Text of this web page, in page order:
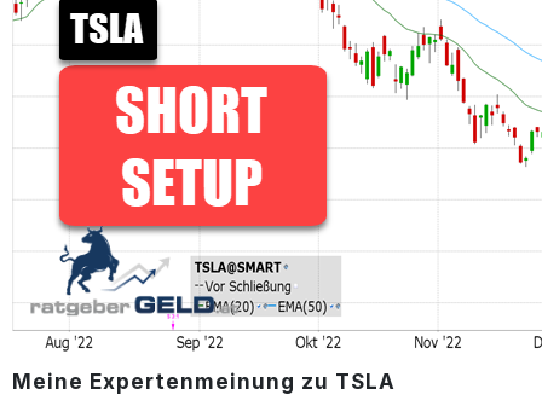
Meine Expertenmeinung zu TSLA